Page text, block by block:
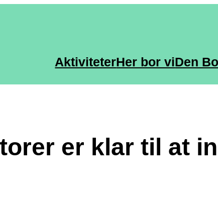
AktiviteterHer bor viDen
er klar til at